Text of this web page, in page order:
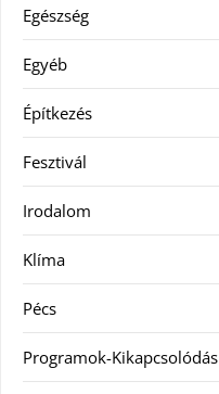
Egészség
Egyéb
Építkezés
Fesztivál
Irodalom
Klíma
Pécs
Programok-Kikapcsolódás